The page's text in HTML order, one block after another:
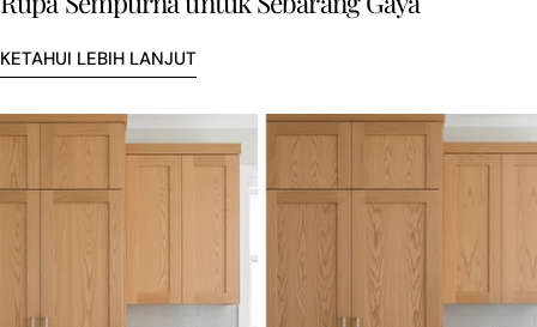
Kongsikan artikel ini
SALIN
di
Kongsi
di
Pin
KETAHUI LEBIH LANJUT